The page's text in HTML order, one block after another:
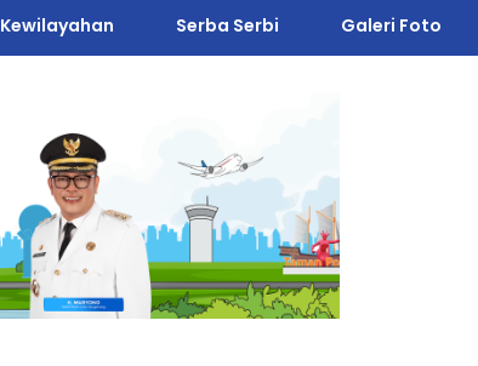
Kewilayahan Serba Serbi Galeri Foto